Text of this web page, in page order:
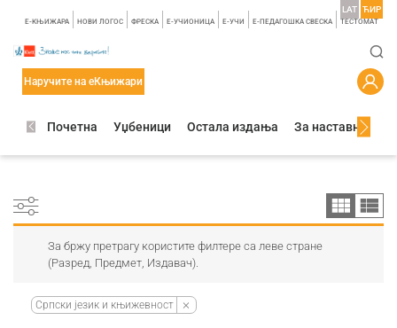
E-КЊИЖАРА НОВИ ЛОГОС ФРЕСКА E-УЧИОНИЦА E-УЧИ Е-ПЕДАГОШКА СВЕСКА TЕСТОМАТ
LAT ЋИР
Наручите на еКњижари
Почетна Уџбеници Остала издања За наставнике
За бржу претрагу користите филтере са леве стране
(Разред, Предмет, Издавач).
Српски језик и књижевност